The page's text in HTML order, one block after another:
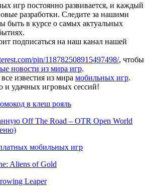
игр постоянно развивается, и каждый
разработки. Следите за нашими
быть в курсе о самых актуальных
подписаться на наш канал нашей
pin/118782508915497498/, чтобы
новости из мира игр.
известия из мира мобильных игр.
и удачных игровых сессий!
в клеш рояль
Off The Road – OTR Open World
мобильных игр
Aliens of Gold
Leaper